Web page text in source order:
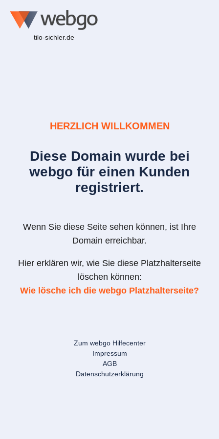
tilo-sichler.de
HERZLICH WILLKOMMEN
Diese Domain wurde bei
webgo für einen Kunden
registriert.
Wenn Sie diese Seite sehen können, ist Ihre
Domain erreichbar.
Hier erklären wir, wie Sie diese Platzhalterseite
löschen können:
Wie lösche ich die webgo Platzhalterseite?
Zum webgo Hilfecenter
Impressum
AGB
Datenschutzerklärung